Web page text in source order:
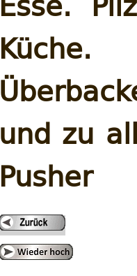
Küche.
und zu
Pusher